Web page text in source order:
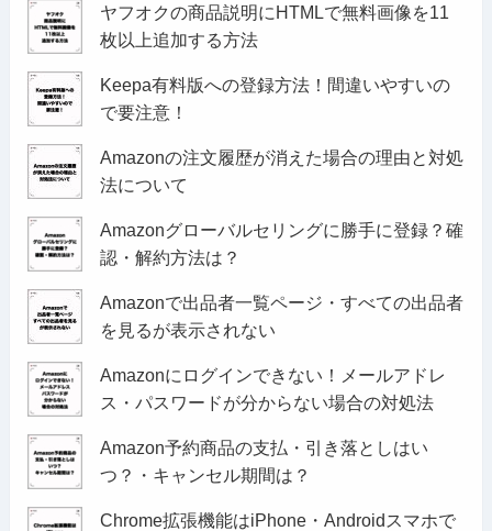
ヤフオクの商品説明にHTMLで無料画像を11
枚以上追加する方法
Keepa有料版への登録方法！間違いやすいの
で要注意！
Amazonの注文履歴が消えた場合の理由と対処
法について
Amazonグローバルセリングに勝手に登録？確
認・解約方法は？
Amazonで出品者一覧ページ・すべての出品者
を見るが表示されない
Amazonにログインできない！メールアドレ
ス・パスワードが分からない場合の対処法
Amazon予約商品の支払・引き落としはい
つ？・キャンセル期間は？
Chrome拡張機能はiPhone・Androidスマホで